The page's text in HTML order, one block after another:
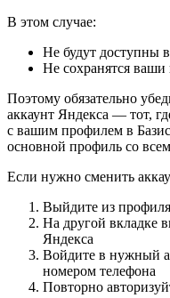
В этом случае:
Не будут доступны
Не сохранятся
Поэтому обязательно
аккаунт Яндекса — тот,
с вашим профилем в
основной профиль со
Если нужно сменить
Выйдите из
На другой вкладке
Яндекса
Войдите в нужный
номером телефона
Повторно